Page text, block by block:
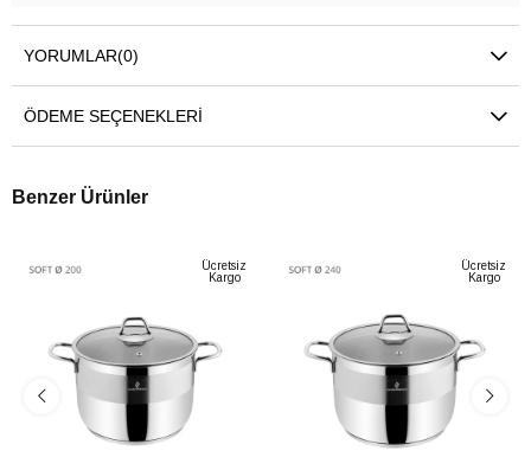
YORUMLAR(0)
ÖDEME SEÇENEKLERI
Benzer Ürünler
Ücretsiz
Kargo
Ücretsiz
Kargo